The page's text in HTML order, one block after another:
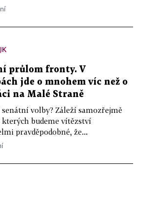
průlom fronty. V
jde o mnohem víc než o
na Malé Straně
volby? Záleží samozřejmě
budeme vítězství
pravděpodobné, že...